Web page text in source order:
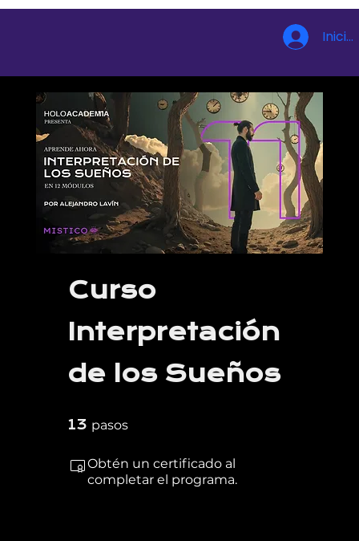
Curso
Interpretación
de los Sueños
13 pasos
Obtén un certificado al
completar el programa.